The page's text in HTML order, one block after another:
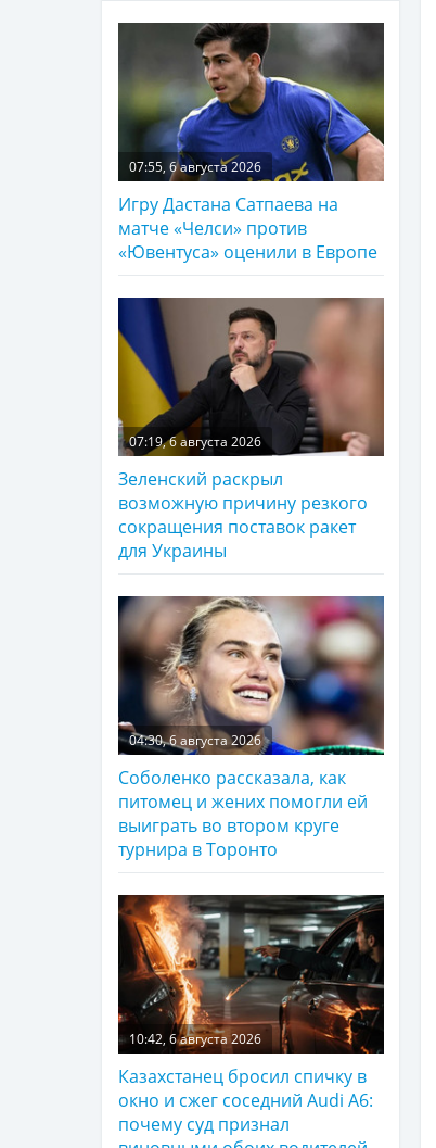
07:55, 6 августа 2026
Игру Дастана Сатпаева на
матче «Челси» против
«Ювентуса» оценили в Европе
07:19, 6 августа 2026
Зеленский раскрыл
возможную причину резкого
сокращения поставок ракет
для Украины
04:30, 6 августа 2026
Соболенко рассказала, как
питомец и жених помогли ей
выиграть во втором круге
турнира в Торонто
10:42, 6 августа 2026
Казахстанец бросил спичку в
окно и сжег соседний Audi A6:
почему суд признал